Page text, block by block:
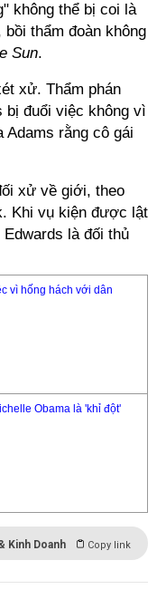
không thể bị coi là
thẩm đoàn không
Sun.
xử. Thẩm phán
bị đuổi việc không vì
Adams rằng cô gái
xử về giới, theo
Khi vụ kiện được lật
là đối thủ
vì hống hách với dân
Obama là 'khỉ đột'
Kinh Doanh Copy link